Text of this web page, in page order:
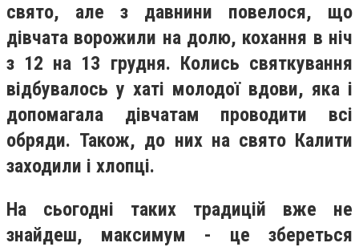
свято, але з давнини повелося, що
дівчата ворожили на долю, кохання в ніч
з 12 на 13 грудня. Колись святкування
відбувалось у хаті молодої вдови, яка і
допомагала дівчатам проводити всі
обряди. Також, до них на свято Калити
заходили і хлопці.
На сьогодні таких традицій вже не
знайдеш, максимум - це збереться